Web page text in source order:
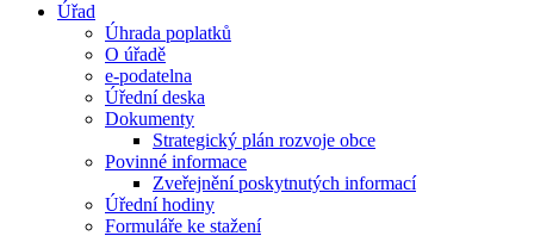
Úřad
Úhrada poplatků
O úřadě
e-podatelna
Úřední deska
Dokumenty
Strategický plán rozvoje obce
Povinné informace
Zveřejnění poskytnutých informací
Úřední hodiny
Formuláře ke stažení